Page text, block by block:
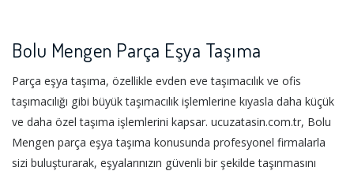
Bolu Mengen Parça Eşya Taşıma
Parça eşya taşıma, özellikle evden eve taşımacılık ve ofis
taşımacılığı gibi büyük taşımacılık işlemlerine kıyasla daha küçük
ve daha özel taşıma işlemlerini kapsar. ucuzatasin.com.tr, Bolu
Mengen parça eşya taşıma konusunda profesyonel firmalarla
sizi buluşturarak, eşyalarınızın güvenli bir şekilde taşınmasını